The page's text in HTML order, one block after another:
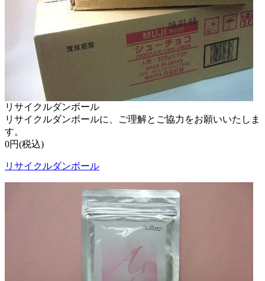
リサイクルダンボール
リサイクルダンボールに、ご理解とご協力をお願いいたしま
す。
0円(税込)
リサイクルダンボール